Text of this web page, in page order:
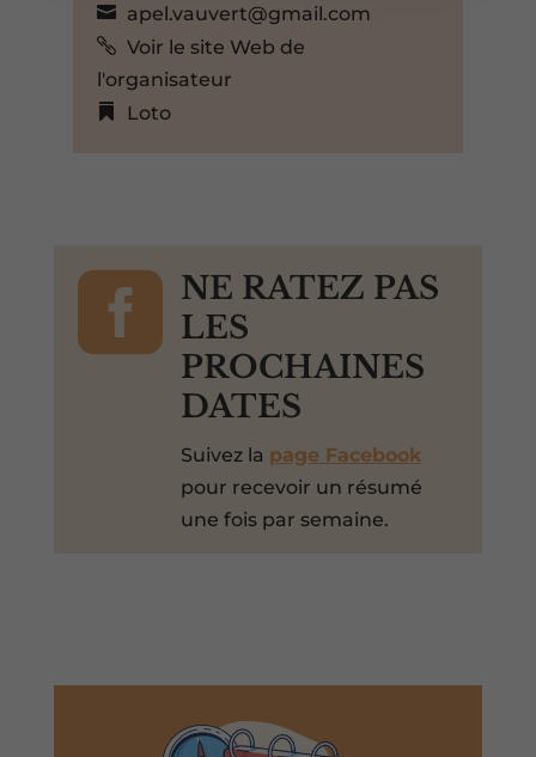
apel.vauvert@gmail.com
Voir le site Web de
l'organisateur
Loto

NE RATEZ PAS
LES
PROCHAINES
DATES
Suivez la page Facebook
pour recevoir un résumé
une fois par semaine.